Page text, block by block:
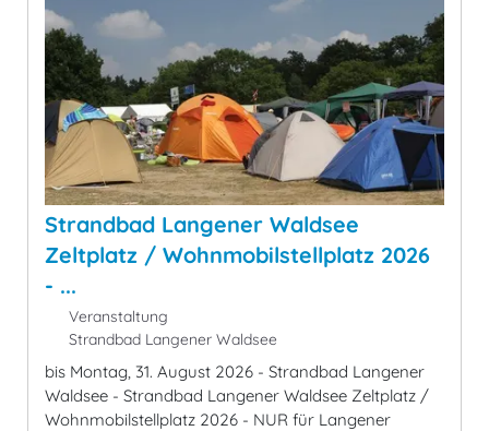
Strandbad Langener Waldsee
Zeltplatz / Wohnmobilstellplatz 2026
- ...
Veranstaltung
Strandbad Langener Waldsee
bis Montag, 31. August 2026 - Strandbad Langener
Waldsee - Strandbad Langener Waldsee Zeltplatz /
Wohnmobilstellplatz 2026 - NUR für Langener